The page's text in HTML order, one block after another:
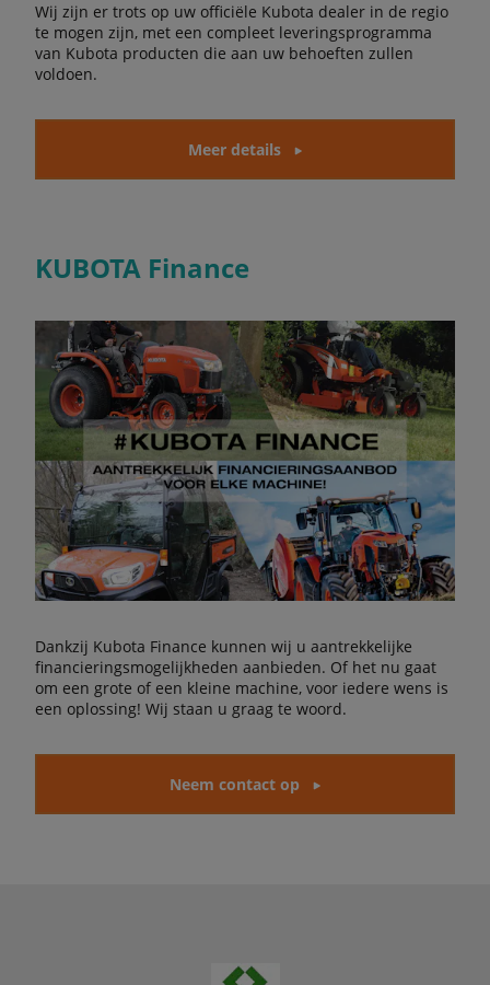
Wij zijn er trots op uw officiële Kubota dealer in de regio
te mogen zijn, met een compleet leveringsprogramma
van Kubota producten die aan uw behoeften zullen
voldoen.
Meer details
KUBOTA Finance
Dankzij Kubota Finance kunnen wij u aantrekkelijke
financieringsmogelijkheden aanbieden. Of het nu gaat
om een grote of een kleine machine, voor iedere wens is
een oplossing! Wij staan u graag te woord.
Neem contact op